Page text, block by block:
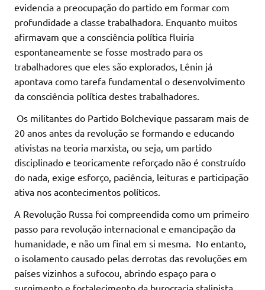
evidencia a preocupação do partido em formar com
profundidade a classe trabalhadora. Enquanto muitos
afirmavam que a consciência política fluiria
espontaneamente se fosse mostrado para os
trabalhadores que eles são explorados, Lênin já
apontava como tarefa fundamental o desenvolvimento
da consciência política destes trabalhadores.
Os militantes do Partido Bolchevique passaram mais de
20 anos antes da revolução se formando e educando
ativistas na teoria marxista, ou seja, um partido
disciplinado e teoricamente reforçado não é construído
do nada, exige esforço, paciência, leituras e participação
ativa nos acontecimentos políticos.
A Revolução Russa foi compreendida como um primeiro
passo para revolução internacional e emancipação da
humanidade, e não um final em si mesma. No entanto,
o isolamento causado pelas derrotas das revoluções em
países vizinhos a sufocou, abrindo espaço para o
surgimento e fortalecimento da burocracia stalinista.